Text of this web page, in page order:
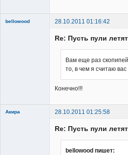
bellowood
28.10.2011 01:16:42
Re: Пусть пули летят
Вам еще раз
то, в чем я считаю
Конечно!!!
Акира 28.10.2011 01:25:58
Re: Пусть пули летят
bellowood пишет: